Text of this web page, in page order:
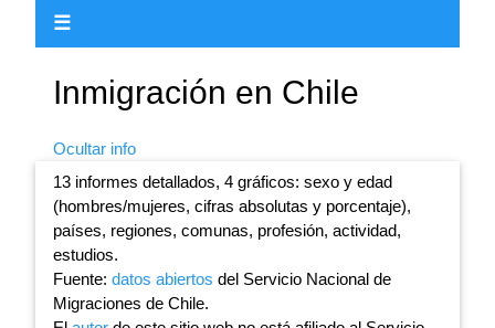
☰
Inmigración en Chile
Ocultar info
13 informes detallados, 4 gráficos: sexo y edad
(hombres/mujeres, cifras absolutas y porcentaje),
países, regiones, comunas, profesión, actividad,
estudios.
Fuente: datos abiertos del Servicio Nacional de
Migraciones de Chile.